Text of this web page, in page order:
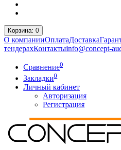
Корзина: 0
О компанииОплатаДоставка
тендерахКонтактыinfo@concept-
Сравнение0
Закладки0
Личный кабинет
Авторизация
Регистрация